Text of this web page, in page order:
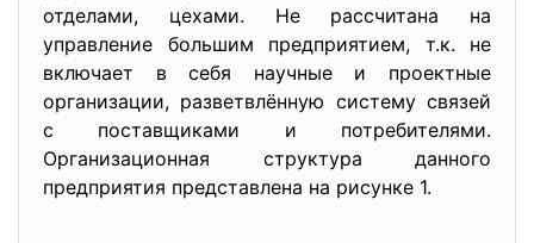
отделами, цехами. Не рассчитана на
управление большим предприятием, т.к. не
включает в себя научные и проектные
организации, разветвлённую систему связей
с поставщиками и потребителями.
Организационная структура данного
предприятия представлена на рисунке 1.